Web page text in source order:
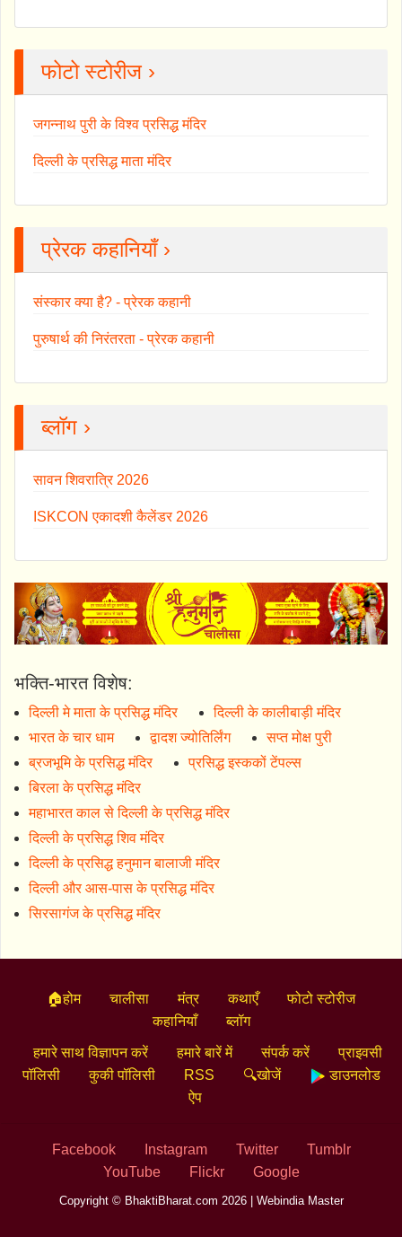
फोटो स्टोरीज ›
जगन्नाथ पुरी के विश्व प्रसिद्ध मंदिर
दिल्ली के प्रसिद्ध माता मंदिर
प्रेरक कहानियाँ ›
संस्कार क्या है? - प्रेरक कहानी
पुरुषार्थ की निरंतरता - प्रेरक कहानी
ब्लॉग ›
सावन शिवरात्रि 2026
ISKCON एकादशी कैलेंडर 2026
भक्ति-भारत विशेष:
दिल्ली मे माता के प्रसिद्ध मंदिर
दिल्ली के कालीबाड़ी मंदिर
भारत के चार धाम
द्वादश ज्योतिर्लिंग
सप्त मोक्ष पुरी
ब्रजभूमि के प्रसिद्ध मंदिर
प्रसिद्ध इस्ककों टेंपल्स
बिरला के प्रसिद्ध मंदिर
महाभारत काल से दिल्ली के प्रसिद्ध मंदिर
दिल्ली के प्रसिद्ध शिव मंदिर
दिल्ली के प्रसिद्ध हनुमान बालाजी मंदिर
दिल्ली और आस-पास के प्रसिद्ध मंदिर
सिरसागंज के प्रसिद्ध मंदिर
🏠होम चालीसा मंत्र कथाएँ
फोटो स्टोरीज
कहानियाँ
ब्लॉग
हमारे साथ विज्ञापन करें हमारे बारें में संपर्क करें
प्राइवसी
पॉलिसी
कुकी पॉलिसी RSS 🔍खोजें
डाउनलोड
ऐप
Facebook Instagram Twitter
Tumblr
YouTube
Flickr Google
Copyright © BhaktiBharat.com 2026 | Webindia Master